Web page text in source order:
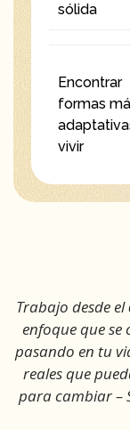
sólida
Encontrar
formas
vivir
Trabajo desde el
enfoque que se
pasando en tu
reales que
para cambiar –